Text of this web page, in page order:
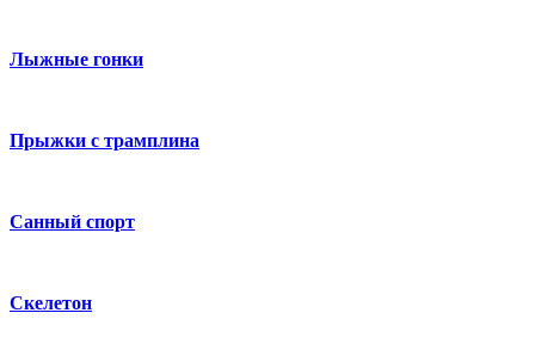
Лыжные гонки
Прыжки с трамплина
Санный спорт
Скелетон